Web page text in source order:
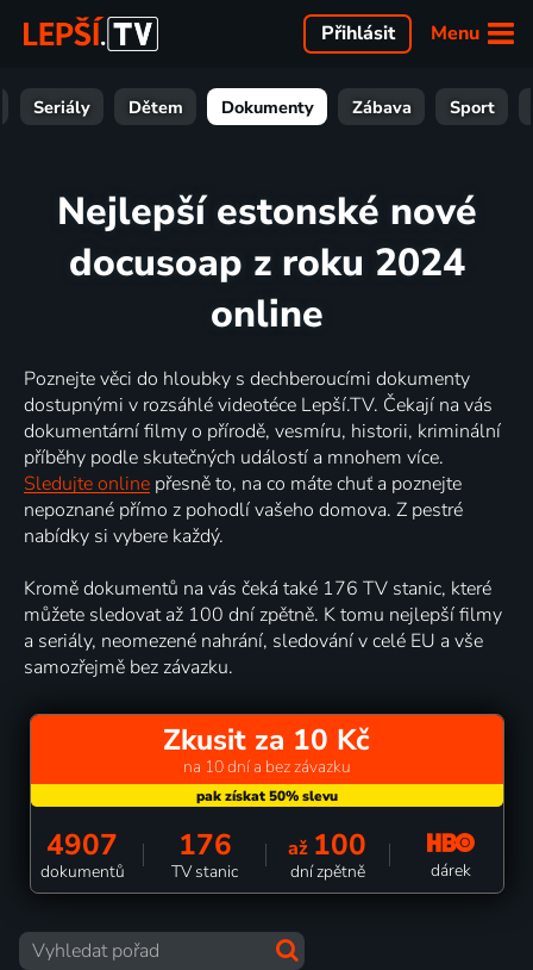
Menu
Přihlásit
Seriály Dětem Dokumenty Zábava Sport
Nejlepší estonské nové
docusoap z roku 2024
online
Poznejte věci do hloubky s dechberoucími dokumenty
dostupnými v rozsáhlé videotéce Lepší.TV. Čekají na vás
dokumentární filmy o přírodě, vesmíru, historii, kriminální
příběhy podle skutečných událostí a mnohem více.
Sledujte online přesně to, na co máte chuť a poznejte
nepoznané přímo z pohodlí vašeho domova. Z pestré
nabídky si vybere každý.
Kromě dokumentů na vás čeká také 176 TV stanic, které
můžete sledovat až 100 dní zpětně. K tomu nejlepší filmy
a seriály, neomezené nahrání, sledování v celé EU a vše
samozřejmě bez závazku.
Zkusit za 10 Kč
na 10 dní a bez závazku
4907
dokumentů
176
TV stanic
až 100
dní zpětně dárek